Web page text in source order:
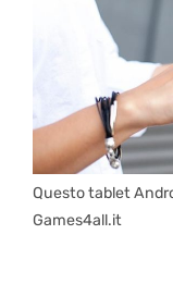
Questo tablet
Games4all.it